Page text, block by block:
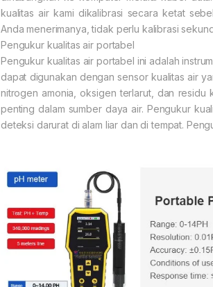
kualitas air kami dikalibrasi secara ketat
Anda menerimanya, tidak perlu kalibrasi
Pengukur kualitas air portabel
Pengukur kualitas air portabel ini adalah
dapat digunakan dengan sensor kualitas air
nitrogen amonia, oksigen terlarut, dan residu
penting dalam sumber daya air. Pengukur
deteksi darurat di alam liar dan di tempat.